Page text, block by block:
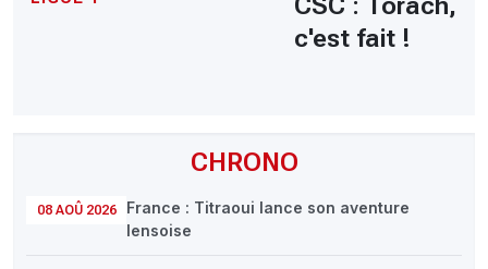
CHRONO
08 AOÛ 2026
France : Titraoui lance son aventure
lensoise
c'est fait !